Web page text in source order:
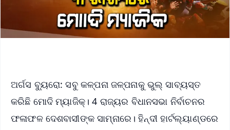
ଅର୍ଗସ ବ୍ୟୁରୋ: ସବୁ କଳ୍ପନା ଜଳ୍ପନାକୁ ଭୁଲ୍ ସାବ୍ୟସ୍ତ
କରିଛି ମୋଦି ମ୍ୟାଜିକ୍। 4 ରାଜ୍ୟର ବିଧାନସଭା ନିର୍ବାଚନର
ଫଳାଫଳ ଦେଶବାସୀଙ୍କ ସାମ୍ନାରେ। ହିନ୍ଦୀ ହାର୍ଟଲ୍ୟାଣ୍ଡରେ